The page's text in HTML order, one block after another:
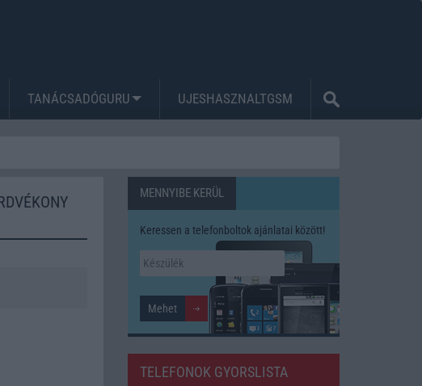
TANÁCSADÓGURU UJESHASZNALTGSM
MENNYIBE KERÜL
Keressen a telefonboltok ajánlatai között!
TELEFONOK GYORSLISTA